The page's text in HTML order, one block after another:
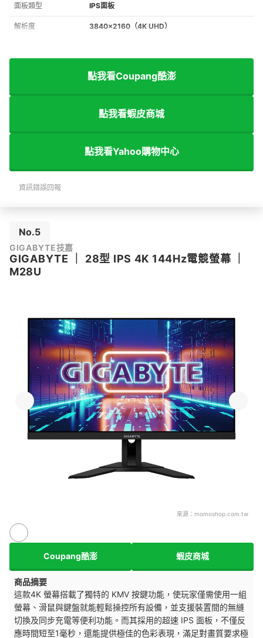
面板類型 IPS面板
解析度 3840×2160（4K UHD）
點我看Coupang酷澎
點我看蝦皮商城
點我看Yahoo購物中心
資訊錯誤回報
No.5
GIGABYTE技嘉
GIGABYTE 28型 IPS 4K 144Hz電競螢幕｜
M28U
來源： momoshop.com.tw
Coupang酷澎 蝦皮商城
商品摘要
這款4K 螢幕搭載了獨特的 KMV 按鍵功能，使玩家僅需使用一組
螢幕、滑鼠與鍵盤就能輕鬆操控所有設備，並支援裝置間的無縫
切換及同步充電等便利功能。而其採用的超速 IPS 面板，不僅反
應時間短至1毫秒，還能提供極佳的色彩表現，滿足對畫質要求極